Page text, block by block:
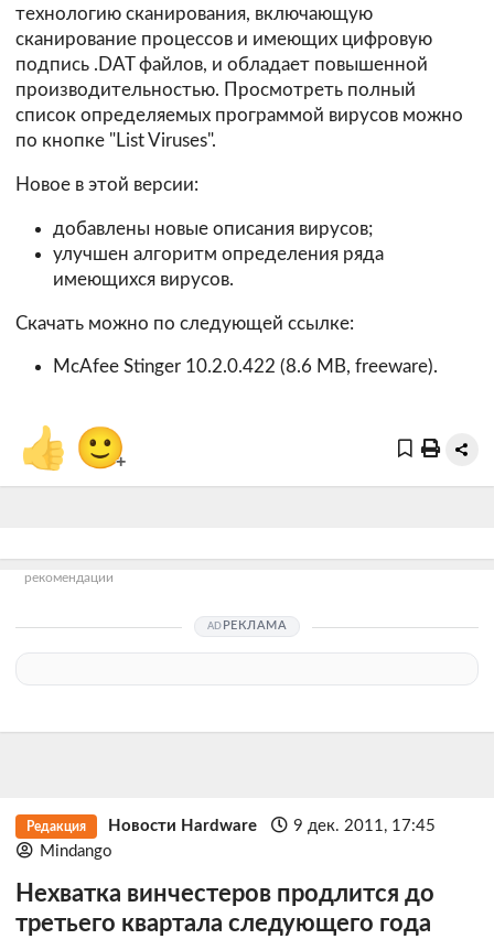
технологию сканирования, включающую
сканирование процессов и имеющих цифровую
подпись .DAT файлов, и обладает повышенной
производительностью. Просмотреть полный
список определяемых программой вирусов можно
по кнопке "List Viruses".
Новое в этой версии:
добавлены новые описания вирусов;
улучшен алгоритм определения ряда
имеющихся вирусов.
Скачать можно по следующей ссылке:
McAfee Stinger 10.2.0.422 (8.6 MB, freeware).
👍 🙂+
рекомендации
РЕКЛАМА
Редакция Новости Hardware
9 дек. 2011, 17:45
Mindango
Нехватка винчестеров продлится до
третьего квартала следующего года